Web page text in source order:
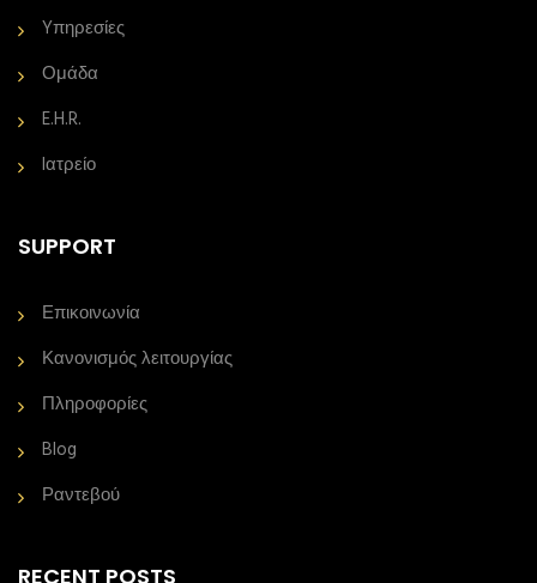
Yπηρεσίες
Ομάδα
E.H.R.
Iατρείο
SUPPORT
Επικοινωνία
Κανονισμός λειτουργίας
Πληροφορίες
Blog
Ραντεβού
RECENT POSTS